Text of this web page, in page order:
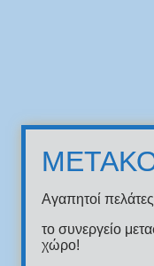
Αγαπητοί
το συνεργείο
χώρο!